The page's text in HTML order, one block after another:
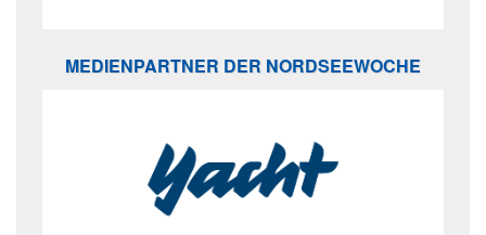
MEDIENPARTNER DER NORDSEEWOCHE